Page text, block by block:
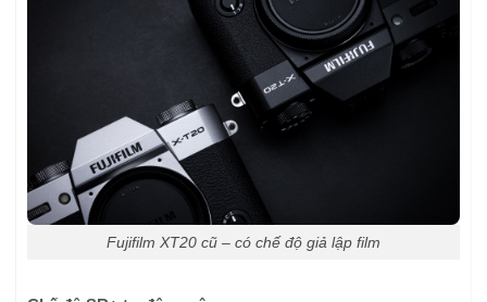
Fujifilm XT20 cũ – có chế độ giả lập film